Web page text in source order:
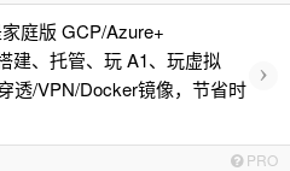
庭版 GCP/Azure+
建、托管、玩 A1、玩虚拟
透/VPN/Docker镜像，节省时
›
PRO